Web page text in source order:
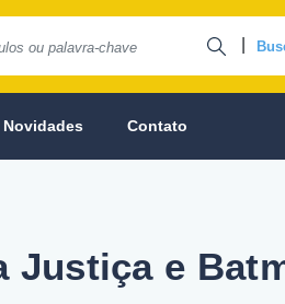
Novidades Contato
Justiça e